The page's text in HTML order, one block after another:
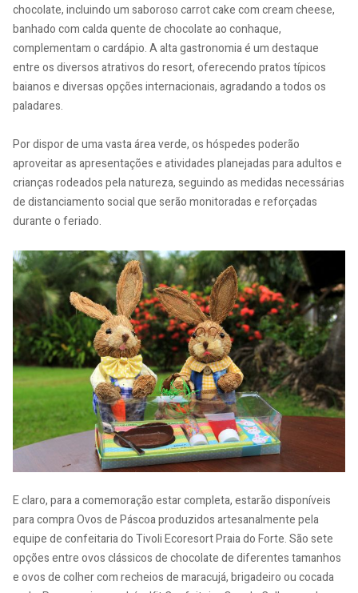
chocolate, incluindo um saboroso carrot cake com cream cheese,
banhado com calda quente de chocolate ao conhaque,
complementam o cardápio. A alta gastronomia é um destaque
entre os diversos atrativos do resort, oferecendo pratos típicos
baianos e diversas opções internacionais, agradando a todos os
paladares.
Por dispor de uma vasta área verde, os hóspedes poderão
aproveitar as apresentações e atividades planejadas para adultos e
crianças rodeados pela natureza, seguindo as medidas necessárias
de distanciamento social que serão monitoradas e reforçadas
durante o feriado.
E claro, para a comemoração estar completa, estarão disponíveis
para compra Ovos de Páscoa produzidos artesanalmente pela
equipe de confeitaria do Tivoli Ecoresort Praia do Forte. São sete
opções entre ovos clássicos de chocolate de diferentes tamanhos
e ovos de colher com recheios de maracujá, brigadeiro ou cocada